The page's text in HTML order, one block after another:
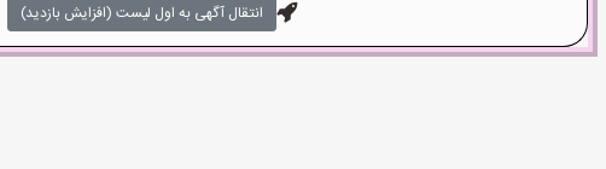
انتقال آگهی به اول لیست (افزایش بازدید)